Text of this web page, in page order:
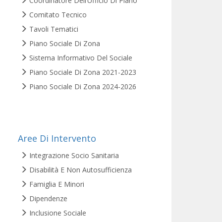
Comitato Tecnico
Tavoli Tematici
Piano Sociale Di Zona
Sistema Informativo Del Sociale
Piano Sociale Di Zona 2021-2023
Piano Sociale Di Zona 2024-2026
Aree Di Intervento
Integrazione Socio Sanitaria
Disabilità E Non Autosufficienza
Famiglia E Minori
Dipendenze
Inclusione Sociale